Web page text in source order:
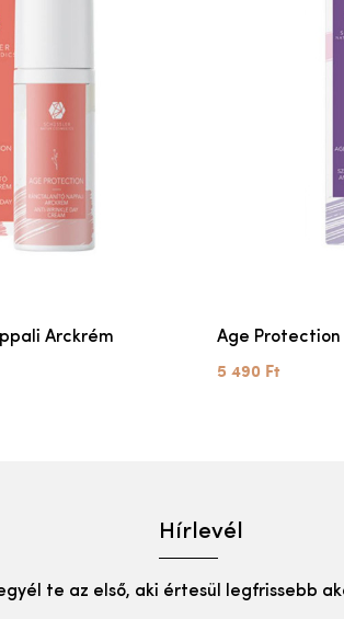
Arckrém
Age Protection
5 490 Ft
Hírlevél
te az első, aki értesül legfrissebb